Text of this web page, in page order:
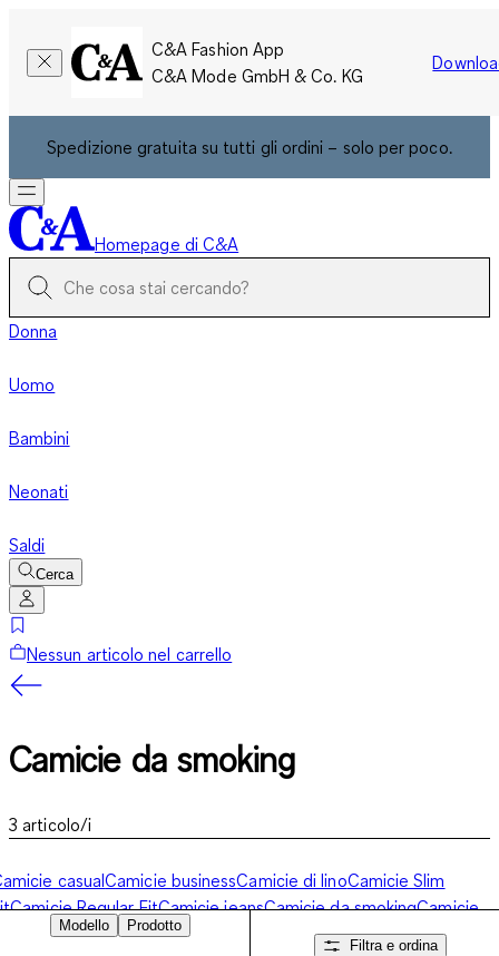
C&A Fashion App
C&A Mode GmbH & Co. KG
Spedizione gratuita su tutti gli ordini – solo per poco.
Homepage di C&A
Donna
Uomo
Bambini
Neonati
Saldi
Cerca
Nessun articolo nel carrello
Camicie da smoking
3 articolo/i
casualCamicie businessCamicie di linoCamicie Slim
Camicie Regular FitCamicie jeansCamicie da smokingCamicie
corto uomoCamicie no stiro Camicie uomo manica lunga
Modello
Prodotto
Filtra e ordina